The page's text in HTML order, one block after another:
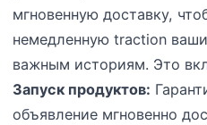
мгновенную доставку,
немедленную traction
важным историям. Это
Запуск продуктов:
объявление мгновенно